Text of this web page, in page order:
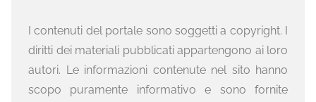
I contenuti del portale sono soggetti a copyright. I
diritti dei materiali pubblicati appartengono ai loro
autori. Le informazioni contenute nel sito hanno
scopo puramente informativo e sono fornite